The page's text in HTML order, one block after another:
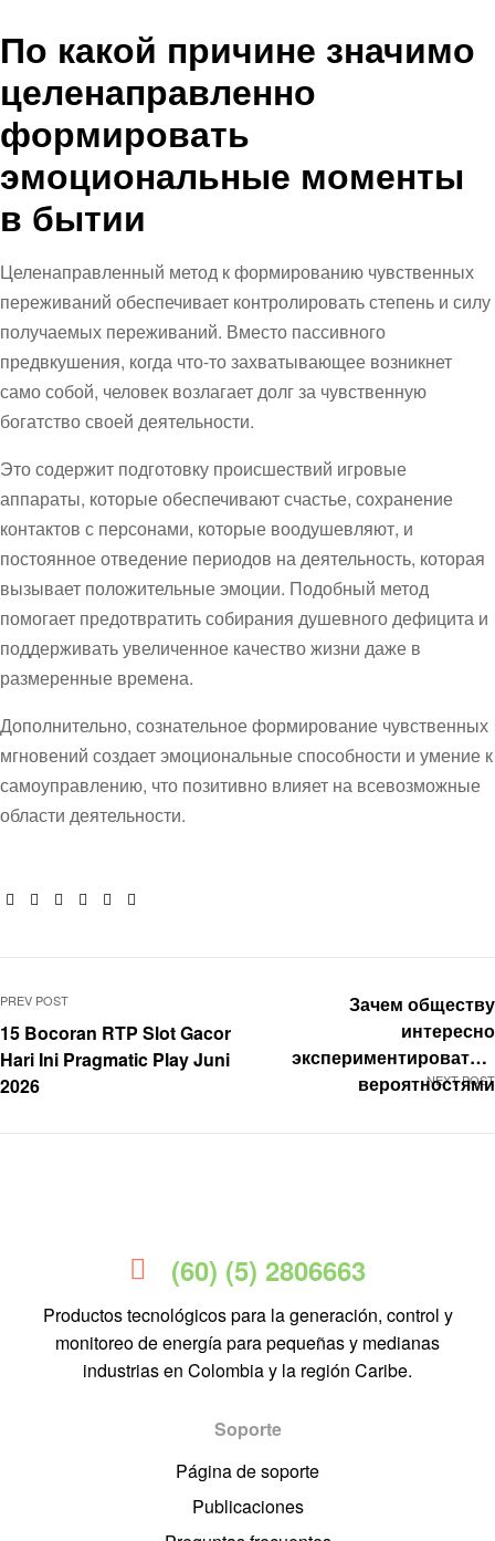
По какой причине значимо
целенаправленно
формировать
эмоциональные моменты
в бытии
Целенаправленный метод к формированию чувственных
переживаний обеспечивает контролировать степень и силу
получаемых переживаний. Вместо пассивного
предвкушения, когда что-то захватывающее возникнет
само собой, человек возлагает долг за чувственную
богатство своей деятельности.
Это содержит подготовку происшествий игровые
аппараты, которые обеспечивают счастье, сохранение
контактов с персонами, которые воодушевляют, и
постоянное отведение периодов на деятельность, которая
вызывает положительные эмоции. Подобный метод
помогает предотвратить собирания душевного дефицита и
поддерживать увеличенное качество жизни даже в
размеренные времена.
Дополнительно, сознательное формирование чувственных
мгновений создает эмоциональные способности и умение к
самоуправлению, что позитивно влияет на всевозможные
области деятельности.
Facebook
TwitterLinkedinGoogle+Pinterest
PREV POST
15 Bocoran RTP Slot Gacor
Hari Ini Pragmatic Play Juni
2026
NEXT POST
Зачем обществу
интересно
экспериментировать с
вероятностями
(60) (5) 2806663
Productos tecnológicos para la generación, control y
monitoreo de energía para pequeñas y medianas
industrias en Colombia y la región Caribe.
Soporte
Página de soporte
Publicaciones